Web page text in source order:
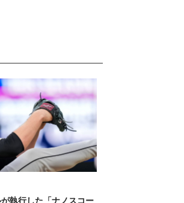
執行した「ナノスコー